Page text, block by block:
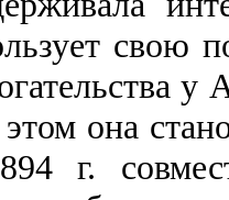
свою
у
она
г.